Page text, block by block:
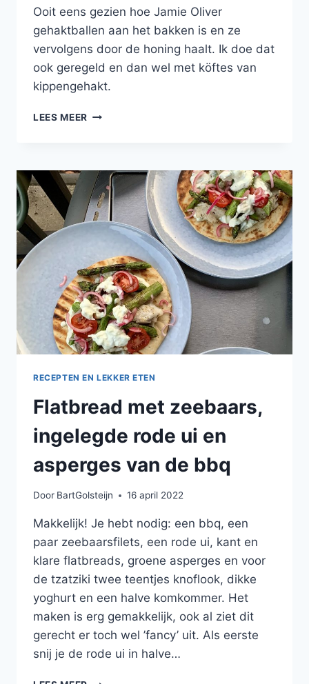
Ooit eens gezien hoe Jamie Oliver
gehaktballen aan het bakken is en ze
vervolgens door de honing haalt. Ik doe dat
ook geregeld en dan wel met köftes van
kippengehakt.
LEES MEER KIPKÖFTE
PISTACHENOOTJES
RECEPTEN EN LEKKER ETEN
Flatbread met zeebaars,
ingelegde rode ui en
asperges van de bbq
Door BartGolsteijn 16 april 2022
Makkelijk! Je hebt nodig: een bbq, een
paar zeebaarsfilets, een rode ui, kant en
klare flatbreads, groene asperges en voor
de tzatziki twee teentjes knoflook, dikke
yoghurt en een halve komkommer. Het
maken is erg gemakkelijk, ook al ziet dit
gerecht er toch wel ’fancy’ uit. Als eerste
snij je de rode ui in halve…
FLATBREAD